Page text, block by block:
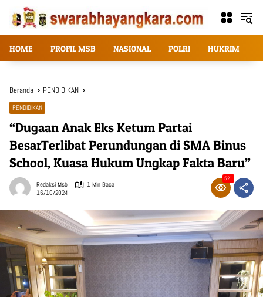
Langsung
konten
HOME PROFIL MSB NASIONAL POLRI HUKRIM
Beranda PENDIDIKAN
PENDIDIKAN
“Dugaan Anak Eks Ketum Partai
BesarTerlibat Perundungan di SMA Binus
School, Kuasa Hukum Ungkap Fakta Baru”
Redaksi Msb
1 Min Baca
16/10/2024
521